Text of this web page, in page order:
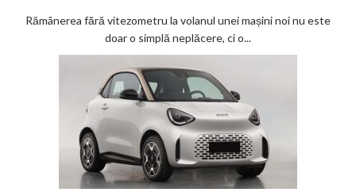
milion
pot
Rămânerea fără vitezometru la volanul unei mașini noi nu este
doar o simplă neplăcere, ci o...